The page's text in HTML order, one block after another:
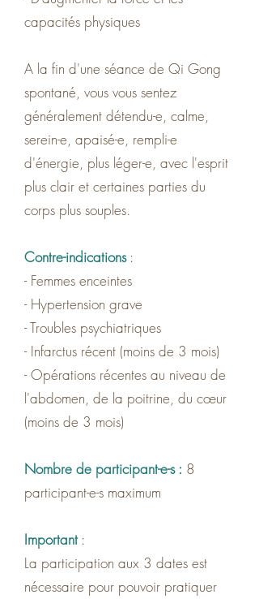
capacités physiques
A la fin d'une séance de Qi Gong
spontané, vous vous sentez
généralement détendu-e, calme,
serein-e, apaisé-e, rempli-e
d'énergie, plus léger-e, avec l'esprit
plus clair et certaines parties du
corps plus souples.
Contre-indications:
- Femmes enceintes
- Hypertension grave
- Troubles psychiatriques
- Infarctus récent (moins de 3 mois)
- Opérations récentes au niveau de
l'abdomen, de la poitrine, du cœur
(moins de 3 mois)
Nombre de participant-e-s : 8
participant-e-s maximum
Important:
La participation aux 3 dates est
nécessaire pour pouvoir pratiquer